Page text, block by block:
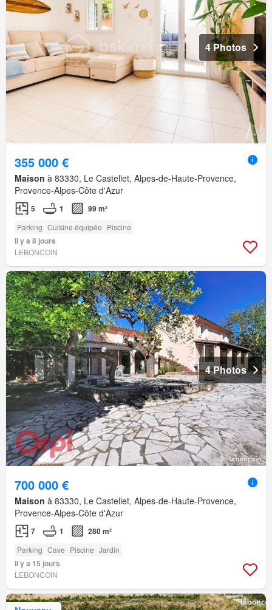
4 Photos
355 000 €
Maison à 83330, Le Castellet, Alpes-de-Haute-Provence,
Provence-Alpes-Côte d'Azur
5 1 99 m²
Parking Cuisine équipée Piscine
Il y a 8 jours
LEBONCOIN
4 Photos
700 000 €
Maison à 83330, Le Castellet, Alpes-de-Haute-Provence,
Provence-Alpes-Côte d'Azur
7 1 280 m²
Parking Cave Piscine Jardin
Il y a 15 jours
LEBONCOIN